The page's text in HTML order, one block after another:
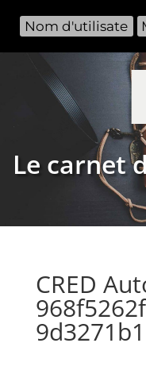
Le carnet
CRED